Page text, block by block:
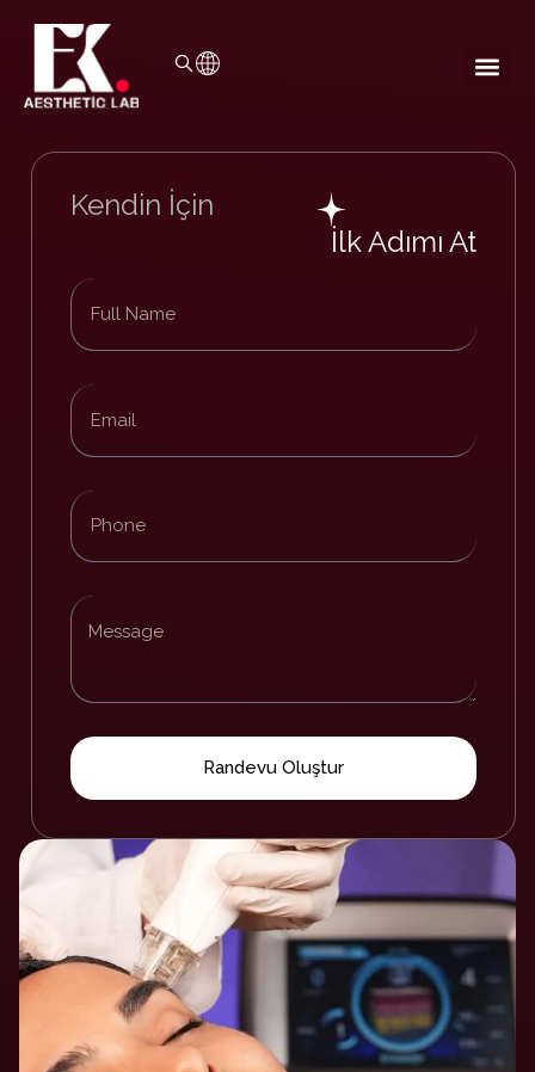
Kendin İçin
İlk Adımı At
Randevu Oluştur